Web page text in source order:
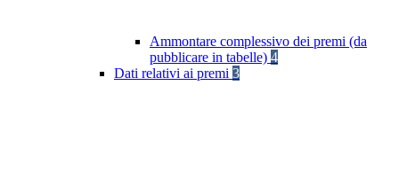
Ammontare complessivo dei premi (da
pubblicare in tabelle) 4
Dati relativi ai premi 3